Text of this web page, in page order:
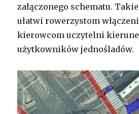
załączonego schematu.
ułatwi rowerzystom
kierowcom uczytelni
użytkowników jednośladów.